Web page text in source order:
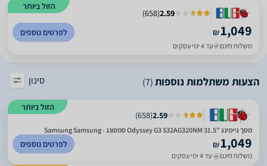
הזול ביותר
2.59
(
658
)
₪1,049
משלוח חינם עד 4 ימי עסקים
לפרטים נוספים
הצעות משתלמות נוספות(7) סינון
הזול ביותר
2.59
(
658
)
מסך גיימינג "31.5 Odyssey G3 S32AG320NM סמסונג - Samsung Samsung
₪1,049
משלוח חינם עד 4 ימי עסקים
לפרטים נוספים